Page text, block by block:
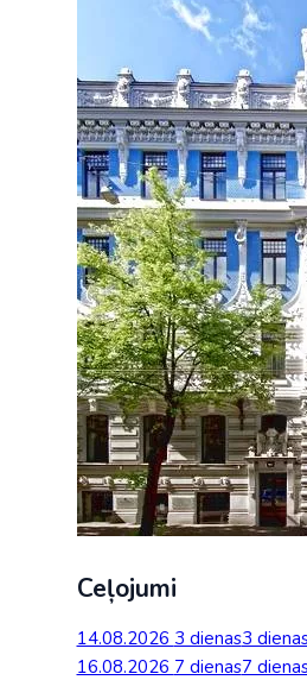
Ceļojumi
14.08.2026 3 dienas3
16.08.2026 7 dienas7